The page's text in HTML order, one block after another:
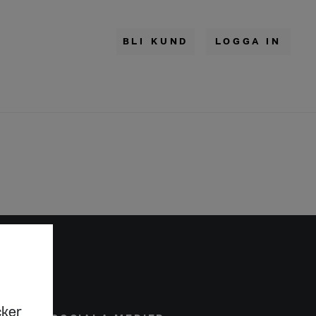
BLI KUND LOGGA IN